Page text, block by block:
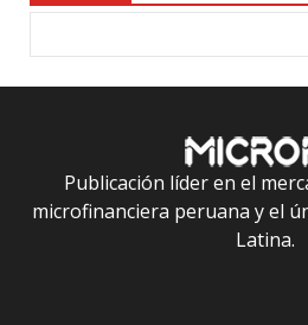
Publicación líder en el
microfinanciera peruana y el
Latina.